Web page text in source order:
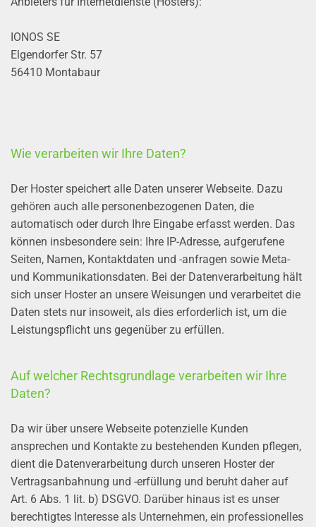
IONOS SE
Elgendorfer Str. 57
56410 Montabaur
Wie verarbeiten wir Ihre Daten?
Der Hoster speichert alle Daten unserer Webseite. Dazu
gehören auch alle personenbezogenen Daten, die
automatisch oder durch Ihre Eingabe erfasst werden. Das
können insbesondere sein: Ihre IP-Adresse, aufgerufene
Seiten, Namen, Kontaktdaten und -anfragen sowie Meta-
und Kommunikationsdaten. Bei der Datenverarbeitung hält
sich unser Hoster an unsere Weisungen und verarbeitet die
Daten stets nur insoweit, als dies erforderlich ist, um die
Leistungspflicht uns gegenüber zu erfüllen.
Auf welcher Rechtsgrundlage verarbeiten wir Ihre
Daten?
Da wir über unsere Webseite potenzielle Kunden
ansprechen und Kontakte zu bestehenden Kunden pflegen,
dient die Datenverarbeitung durch unseren Hoster der
Vertragsanbahnung und -erfüllung und beruht daher auf
Art. 6 Abs. 1 lit. b) DSGVO. Darüber hinaus ist es unser
berechtigtes Interesse als Unternehmen, ein professionelles